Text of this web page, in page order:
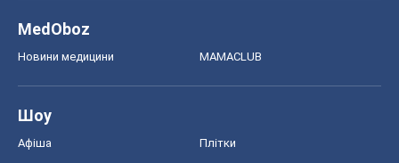
MedOboz
Новини медицини MAMACLUB
Шоу
Афіша Плітки